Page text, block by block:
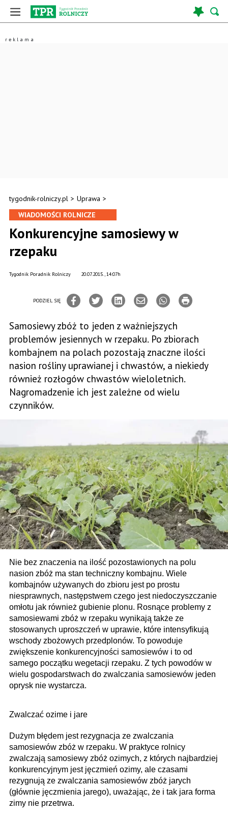
tygodnik-rolniczy.pl > Uprawa >
WIADOMOŚCI ROLNICZE
Konkurencyjne samosiewy w
rzepaku
20.07.2015., 14:07h
Tygodnik Poradnik Rolniczy
PODZIEL SIĘ
Samosiewy zbóż to jeden z ważniejszych
problemów jesiennych w rzepaku. Po zbiorach
kombajnem na polach pozostają znaczne ilości
nasion rośliny uprawianej i chwastów, a niekiedy
również rozłogów chwastów wieloletnich.
Nagromadzenie ich jest zależne od wielu
czynników.
Nie bez znaczenia na ilość pozostawionych na polu
nasion zbóż ma stan techniczny kombajnu. Wiele
kombajnów używanych do zbioru jest po prostu
niesprawnych, następstwem czego jest niedoczyszczanie
omłotu jak również gubienie plonu. Rosnące problemy z
samosiewami zbóż w rzepaku wynikają także ze
stosowanych uproszczeń w uprawie, które intensyfikują
wschody zbożowych przedplonów. To powoduje
zwiększenie konkurencyjności samosiewów i to od
samego początku wegetacji rzepaku. Z tych powodów w
wielu gospodarstwach do zwalczania samosiewów jeden
oprysk nie wystarcza.
Zwalczać ozime i jare
Dużym błędem jest rezygnacja ze zwalczania
samosiewów zbóż w rzepaku. W praktyce rolnicy
zwalczają samosiewy zbóż ozimych, z których najbardziej
konkurencyjnym jest jęczmień ozimy, ale czasami
rezygnują ze zwalczania samosiewów zbóż jarych
(głównie jęczmienia jarego), uważając, że i tak jara forma
zimy nie przetrwa.